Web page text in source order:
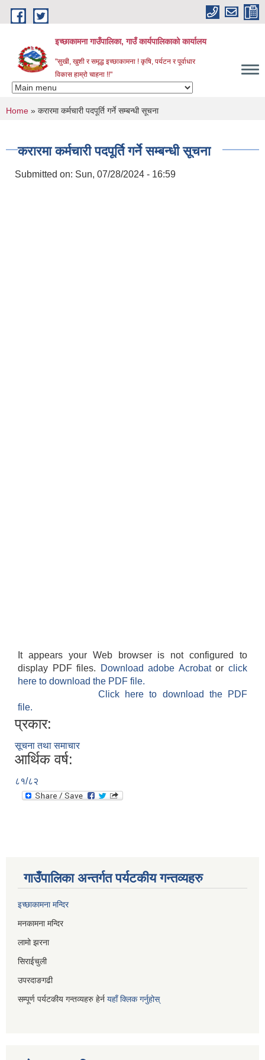
Skip to main content
इच्छाकामना गाउँपालिका, गाउँ कार्यपालिकाको कार्यालय
"सुखी, खुशी र समृद्ध इच्छाकामना ! कृषि, पर्यटन र पूर्वाधार
विकास हाम्रो चाहना !!"
You are here
Home » करारमा कर्मचारी पदपूर्ति गर्ने सम्बन्धी सूचना
करारमा कर्मचारी पदपूर्ति गर्ने सम्बन्धी सूचना
Submitted on: Sun, 07/28/2024 - 16:59
It appears your Web browser is not configured to
display PDF files.
Download adobe Acrobatorclick
here to download the PDF file.
Click here to download the PDF
file.
प्रकार:
सूचना तथा समाचार
आर्थिक वर्ष:
८१/८२
गाउँपालिका अन्तर्गत पर्यटकीय गन्तव्यहरु
इच्छाकामना मन्दिर
मनकामना मन्दिर
लामो झरना
सिराईचुली
उपरदाङगढी
सम्पूर्ण पर्यटकीय गन्तव्यहरु हेर्न यहाँ क्लिक गर्नुहोस्